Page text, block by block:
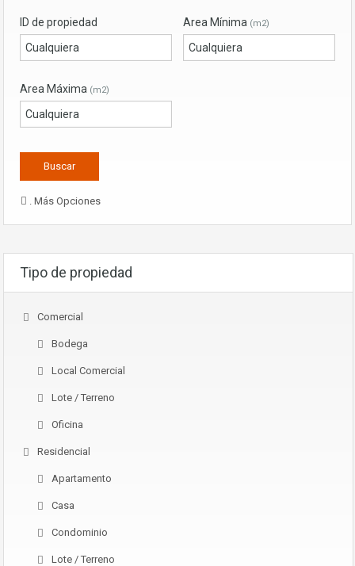
ID de propiedad Area Mínima (m2)
Area Máxima (m2)
. Más Opciones
Tipo de propiedad
Comercial
Bodega
Local Comercial
Lote / Terreno
Oficina
Residencial
Apartamento
Casa
Condominio
Lote / Terreno